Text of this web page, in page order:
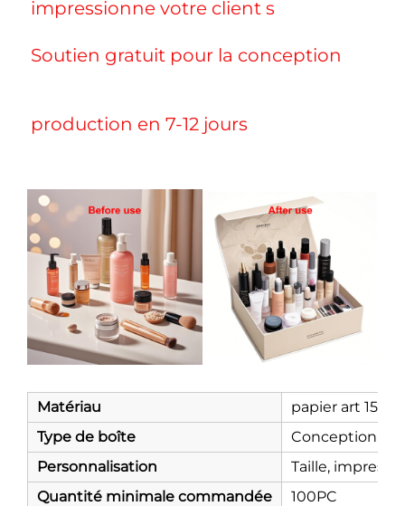
impressionne votre client s
Soutien gratuit pour la conception
production en 7-12 jours
Matériau
papier art 150g
Type de boîte
Conception
Personnalisation
Taille,
Quantité minimale commandée
100PC